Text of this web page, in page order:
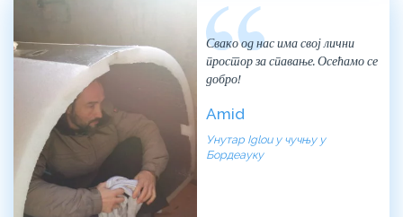
Свако од нас има свој лични
простор за спавање. Осећамо се
добро!
Amid
Унутар Iglou у чучњу у
Бордеауку